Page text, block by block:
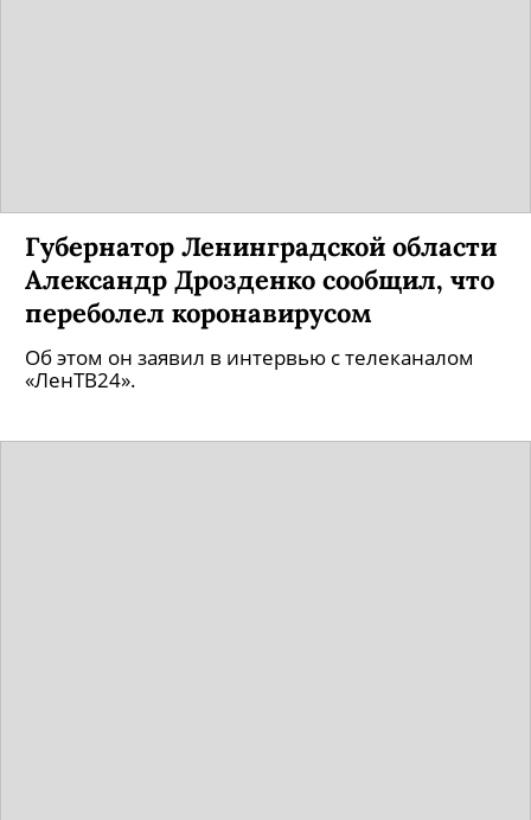
Губернатор Ленинградской области
Александр Дрозденко сообщил, что
переболел коронавирусом
Об этом он заявил в интервью с телеканалом
«ЛенТВ24».